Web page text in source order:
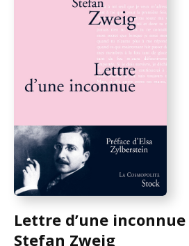
Lettre d’une inconnue
Stefan Zweig